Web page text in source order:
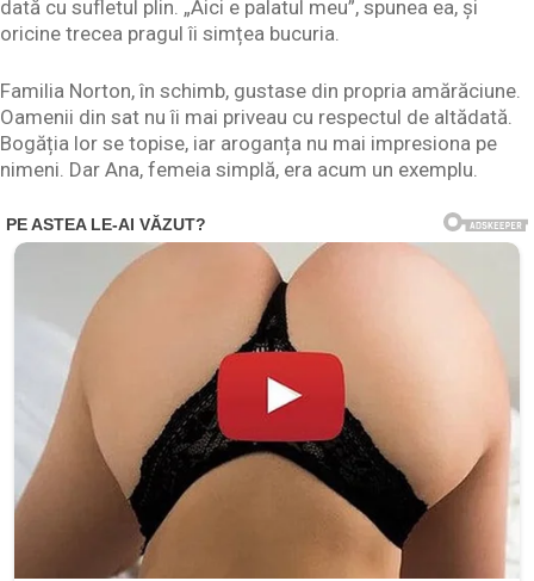
dată cu sufletul plin. „Aici e palatul meu”, spunea ea, și
oricine trecea pragul îi simțea bucuria.
Familia Norton, în schimb, gustase din propria amărăciune.
Oamenii din sat nu îi mai priveau cu respectul de altădată.
Bogăția lor se topise, iar aroganța nu mai impresiona pe
nimeni. Dar Ana, femeia simplă, era acum un exemplu.